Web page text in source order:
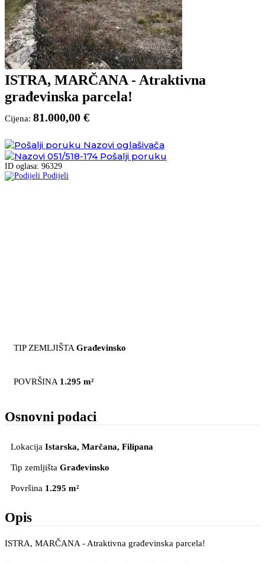
ISTRA, MARČANA - Atraktivna
građevinska parcela!
Cijena: 81.000,00 €
Nazovi oglašivača
051/518-174 Pošalji poruku
ID oglasa: 96329
Podijeli
TIP ZEMLJIŠTA Građevinsko
POVRŠINA 1.295 m²
Osnovni podaci
Lokacija Istarska, Marčana, Filipana
Tip zemljišta Građevinsko
Površina 1.295 m²
Opis
ISTRA, MARČANA - Atraktivna građevinska parcela!